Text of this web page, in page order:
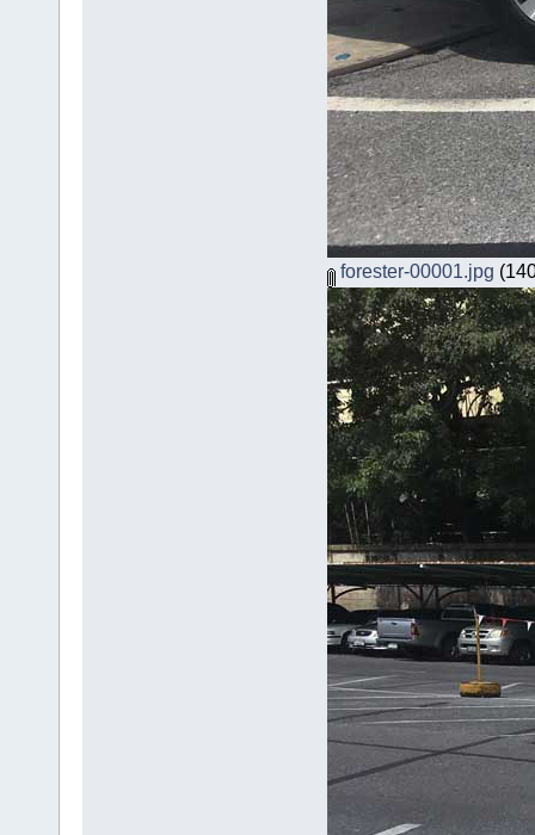
forester-00001.jpg